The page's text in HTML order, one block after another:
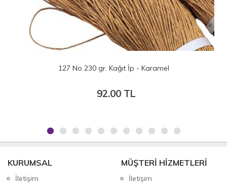
127 No 230 gr. Kağıt İp - Karamel
92.00 TL
KURUMSAL
İletişim
MÜŞTERİ HİZMETLERİ
İletişim